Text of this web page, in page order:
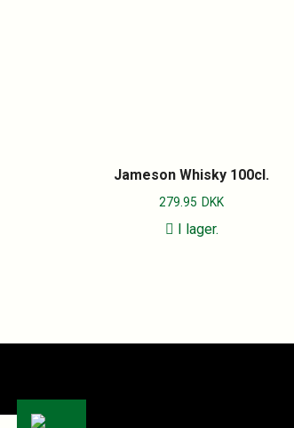
Jameson Whisky 100cl.
279.95 DKK
I lager.